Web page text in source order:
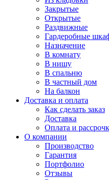
Закрытые
Открытые
Раздвижные
Гардеробные
Назначение
В комнату
В нишу
В спальню
В частный дом
На балкон
Доставка и оплата
Как сделать заказ
Доставка
Оплата и
О компании
Производство
Гарантия
Портфолио
Отзывы